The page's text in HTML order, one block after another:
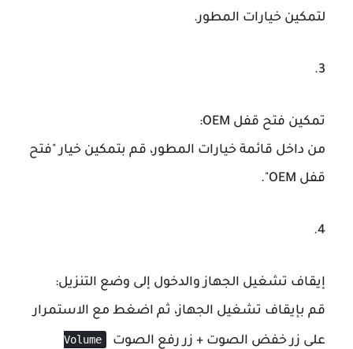
لتمكين خيارات المطور.
تمكين فتح قفل OEM
:
من داخل قائمة خيارات المطور، قم بتمكين خيار "فتح
قفل OEM".
إيقاف تشغيل الجهاز والدخول إلى وضع التنزيل:
قم بإيقاف تشغيل الجهاز، ثم اضغط مع الاستمرار
على زر خفض الصوت + زر رفع الصوت Volume